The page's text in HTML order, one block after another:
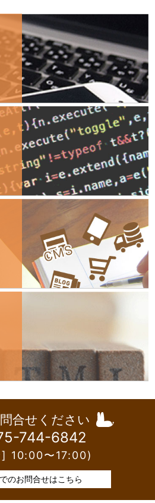
合せください
744-6842
10:00〜17:00)
のお問合せはこちら